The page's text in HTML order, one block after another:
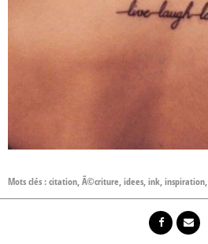
Mots clés :citation,Ã©criture,idees,ink,inspiration,